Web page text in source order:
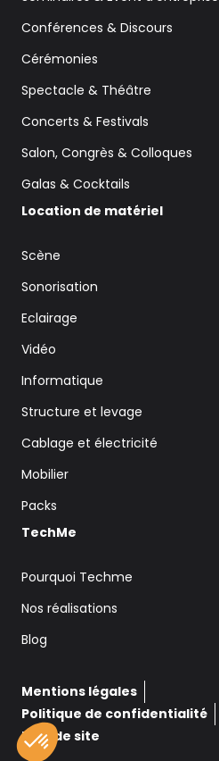
Conférences & Discours
Cérémonies
Spectacle & Théâtre
Concerts & Festivals
Salon, Congrès & Colloques
Galas & Cocktails
Location de matériel
Scène
Sonorisation
Eclairage
Vidéo
Informatique
Structure et levage
Cablage et électricité
Mobilier
Packs
TechMe
Pourquoi Techme
Nos réalisations
Blog
Mentions légales
Politique de confidentialité
Plan de site